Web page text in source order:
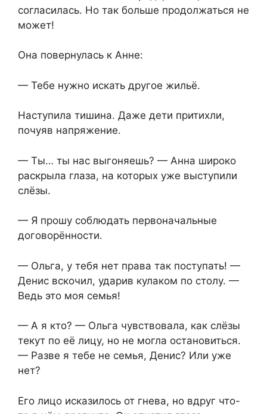
согласилась. Но так больше продолжаться не
может!
Она повернулась к Анне:
— Тебе нужно искать другое жильё.
Наступила тишина. Даже дети притихли,
почуяв напряжение.
— Ты… ты нас выгоняешь? — Анна широко
раскрыла глаза, на которых уже выступили
слёзы.
— Я прошу соблюдать первоначальные
договорённости.
— Ольга, у тебя нет права так поступать! —
Денис вскочил, ударив кулаком по столу. —
Ведь это моя семья!
— А я кто? — Ольга чувствовала, как слёзы
текут по её лицу, но не могла остановиться.
— Разве я тебе не семья, Денис? Или уже
нет?
Его лицо исказилось от гнева, но вдруг что-